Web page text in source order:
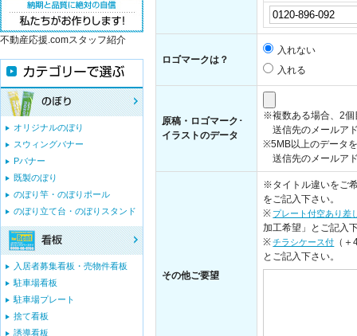
ロゴマークは？
入れない
入れる
原稿・ロゴマーク･
イラストのデータ
※複数ある場合、2個
送信先のメールア
※5MB以上のデータ
送信先のメールア
その他ご要望
※タイトル違いをご
をご記入下さい。
※ プレート付空あり差
加工希望」とご記入
※チラシケース付 （
とご記入下さい。
不動産応援.comスタッフ紹介
オリジナルのぼり
スウィングバナー
Pバナー
既製のぼり
のぼり竿・のぼりポール
のぼり立て台・のぼりスタンド
入居者募集看板・売物件看板
駐車場看板
駐車場プレート
捨て看板
誘導看板